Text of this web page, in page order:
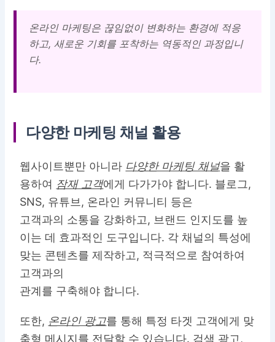
온라인 마케팅은 끊임없이 변화하는 환경에 적응
하고, 새로운 기회를 포착하는 역동적인 과정입니
다.
다양한 마케팅 채널 활용
웹사이트뿐만 아니라 다양한 마케팅 채널을 활
용하여 잠재 고객에게 다가가야 합니다. 블로그,
SNS, 유튜브, 온라인 커뮤니티 등은
고객과의 소통을 강화하고, 브랜드 인지도를 높
이는 데 효과적인 도구입니다. 각 채널의 특성에
맞는 콘텐츠를 제작하고, 적극적으로 참여하여
고객과의
관계를 구축해야 합니다.
또한, 온라인 광고를 통해 특정 타겟 고객에게 맞
춤형 메시지를 전달할 수 있습니다. 검색 광고,